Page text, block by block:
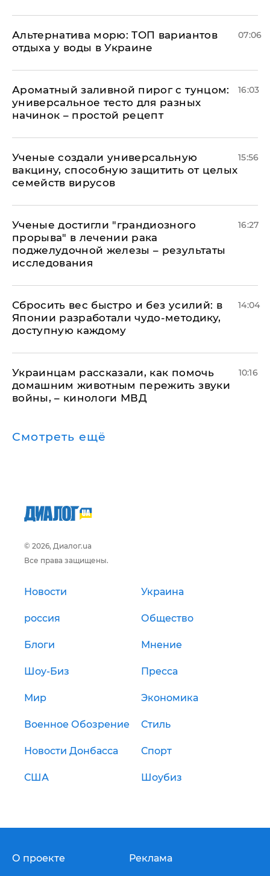
Альтернатива морю: ТОП вариантов
отдыха у воды в Украине
07:06
Ароматный заливной пирог с тунцом:
универсальное тесто для разных
начинок – простой рецепт
16:03
Ученые создали универсальную
вакцину, способную защитить от целых
семейств вирусов
15:56
Ученые достигли "грандиозного
прорыва" в лечении рака
поджелудочной железы – результаты
исследования
16:27
Сбросить вес быстро и без усилий: в
Японии разработали чудо-методику,
доступную каждому
14:04
Украинцам рассказали, как помочь
домашним животным пережить звуки
войны, – кинологи МВД
10:16
Смотреть ещё
© 2026, Диалог.ua
Все права защищены.
Новости Украина
россия Общество
Блоги Мнение
Шоу-Биз Пресса
Мир Экономика
Военное Обозрение Стиль
Новости Донбасса Спорт
США Шоубиз
О проекте Реклама